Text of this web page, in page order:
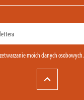
moich danych osobowych.
keyboard_arrow_up